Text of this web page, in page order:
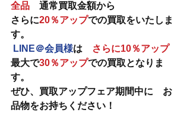
全品 通常買取金額から
さらに20％アップでの買取をいたしま
す。
LINE＠会員様は
さらに10％アップ
最大で30％アップでの買取となりま
す。
ぜひ、買取アップフェア期間中に　お
品物をお持ちください！